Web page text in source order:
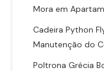
Mora em
Cadeira Python
Manutenção do
Poltrona Grécia